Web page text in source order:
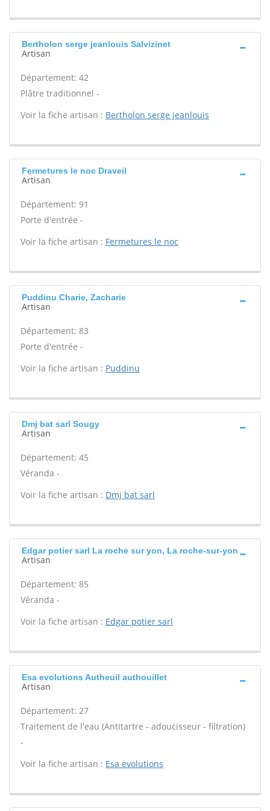
Bertholon serge jeanlouis Salvizinet
Artisan
Département: 42
Plâtre traditionnel -
Voir la fiche artisan : Bertholon serge jeanlouis
Fermetures le noc Draveil
Artisan
Département: 91
Porte d'entrée -
Voir la fiche artisan : Fermetures le noc
Puddinu Charie, Zacharie
Artisan
Département: 83
Porte d'entrée -
Voir la fiche artisan : Puddinu
Dmj bat sarl Sougy
Artisan
Département: 45
Véranda -
Voir la fiche artisan : Dmj bat sarl
Edgar potier sarl La roche sur yon, La roche-sur-yon
Artisan
Département: 85
Véranda -
Voir la fiche artisan : Edgar potier sarl
Esa evolutions Autheuil authouillet
Artisan
Département: 27
Traitement de l'eau (Antitartre - adoucisseur - filtration)
-
Voir la fiche artisan : Esa evolutions